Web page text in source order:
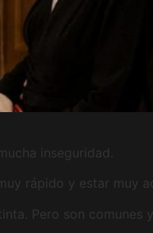
inseguridad.
rápido y estar muy
Pero son comunes